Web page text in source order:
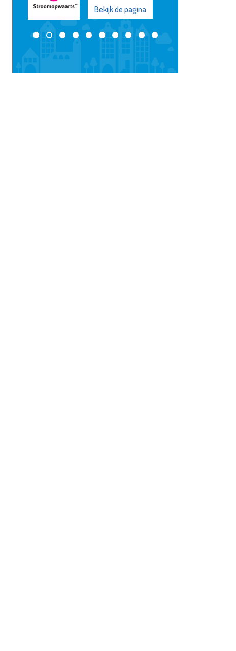
Bekijk de pagina